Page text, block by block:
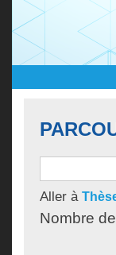
Aller à
Nombre